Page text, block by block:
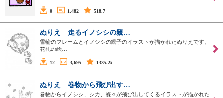
0 1,482 518.7
ぬりえ 走るイノシシの親…
雪輪のフレームとイノシシの親子のイラストが描かれたぬりえです。
花札の絵…
12 3,695 1335.25
ぬりえ 巻物から飛び出す…
巻物からイノシシ、シカ、蝶々が飛び出してくるイラストが描かれた